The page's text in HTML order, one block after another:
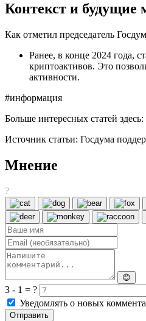
Контекст и будущие
Как отметил председатель
Ранее, в конце 2024 года,
криптоактивов. Это
активности.
#информация
Больше интересных статей здесь:
Источник статьи: Госдума
Мнение
?
😊
3 - 1 = ?
Уведомлять о новых
Отправить